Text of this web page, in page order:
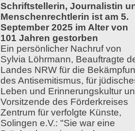
Schriftstellerin, Journalistin
Menschenrechtlerin ist am 5.
September 2025 im Alter von
101 Jahren gestorben
Ein persönlicher Nachruf von
Sylvia Löhrmann, Beauftragte
Landes NRW für die
des Antisemitismus, für
Leben und Erinnerungskultur
Vorsitzende des Förderkreises
Zentrum für verfolgte Künste,
Solingen e.V.: "Sie war eine